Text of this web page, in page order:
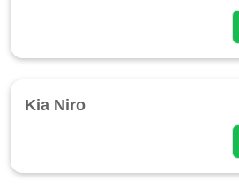
Kia Niro